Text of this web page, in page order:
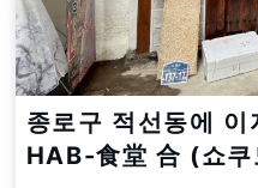
종로구 적선동에
HAB-食堂 合 (쇼쿠